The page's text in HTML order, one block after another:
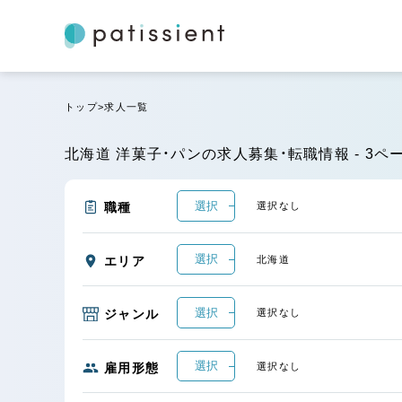
トップ 求人一覧
北海道 洋菓子・パンの求人募集・転職情報 - 3ペ
職種 選択 選択なし
エリア 選択 北海道
ジャンル 選択 選択なし
雇用形態 選択 選択なし